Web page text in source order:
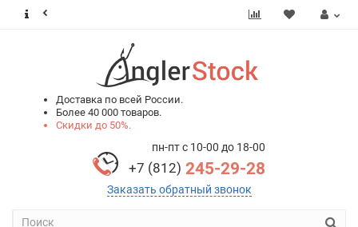
Доставка по всей России.
Более 40 000 товаров.
Скидки до 50%.
пн-пт с 10-00 до 18-00
+7 (812) 245-29-28
Заказать обратный звонок